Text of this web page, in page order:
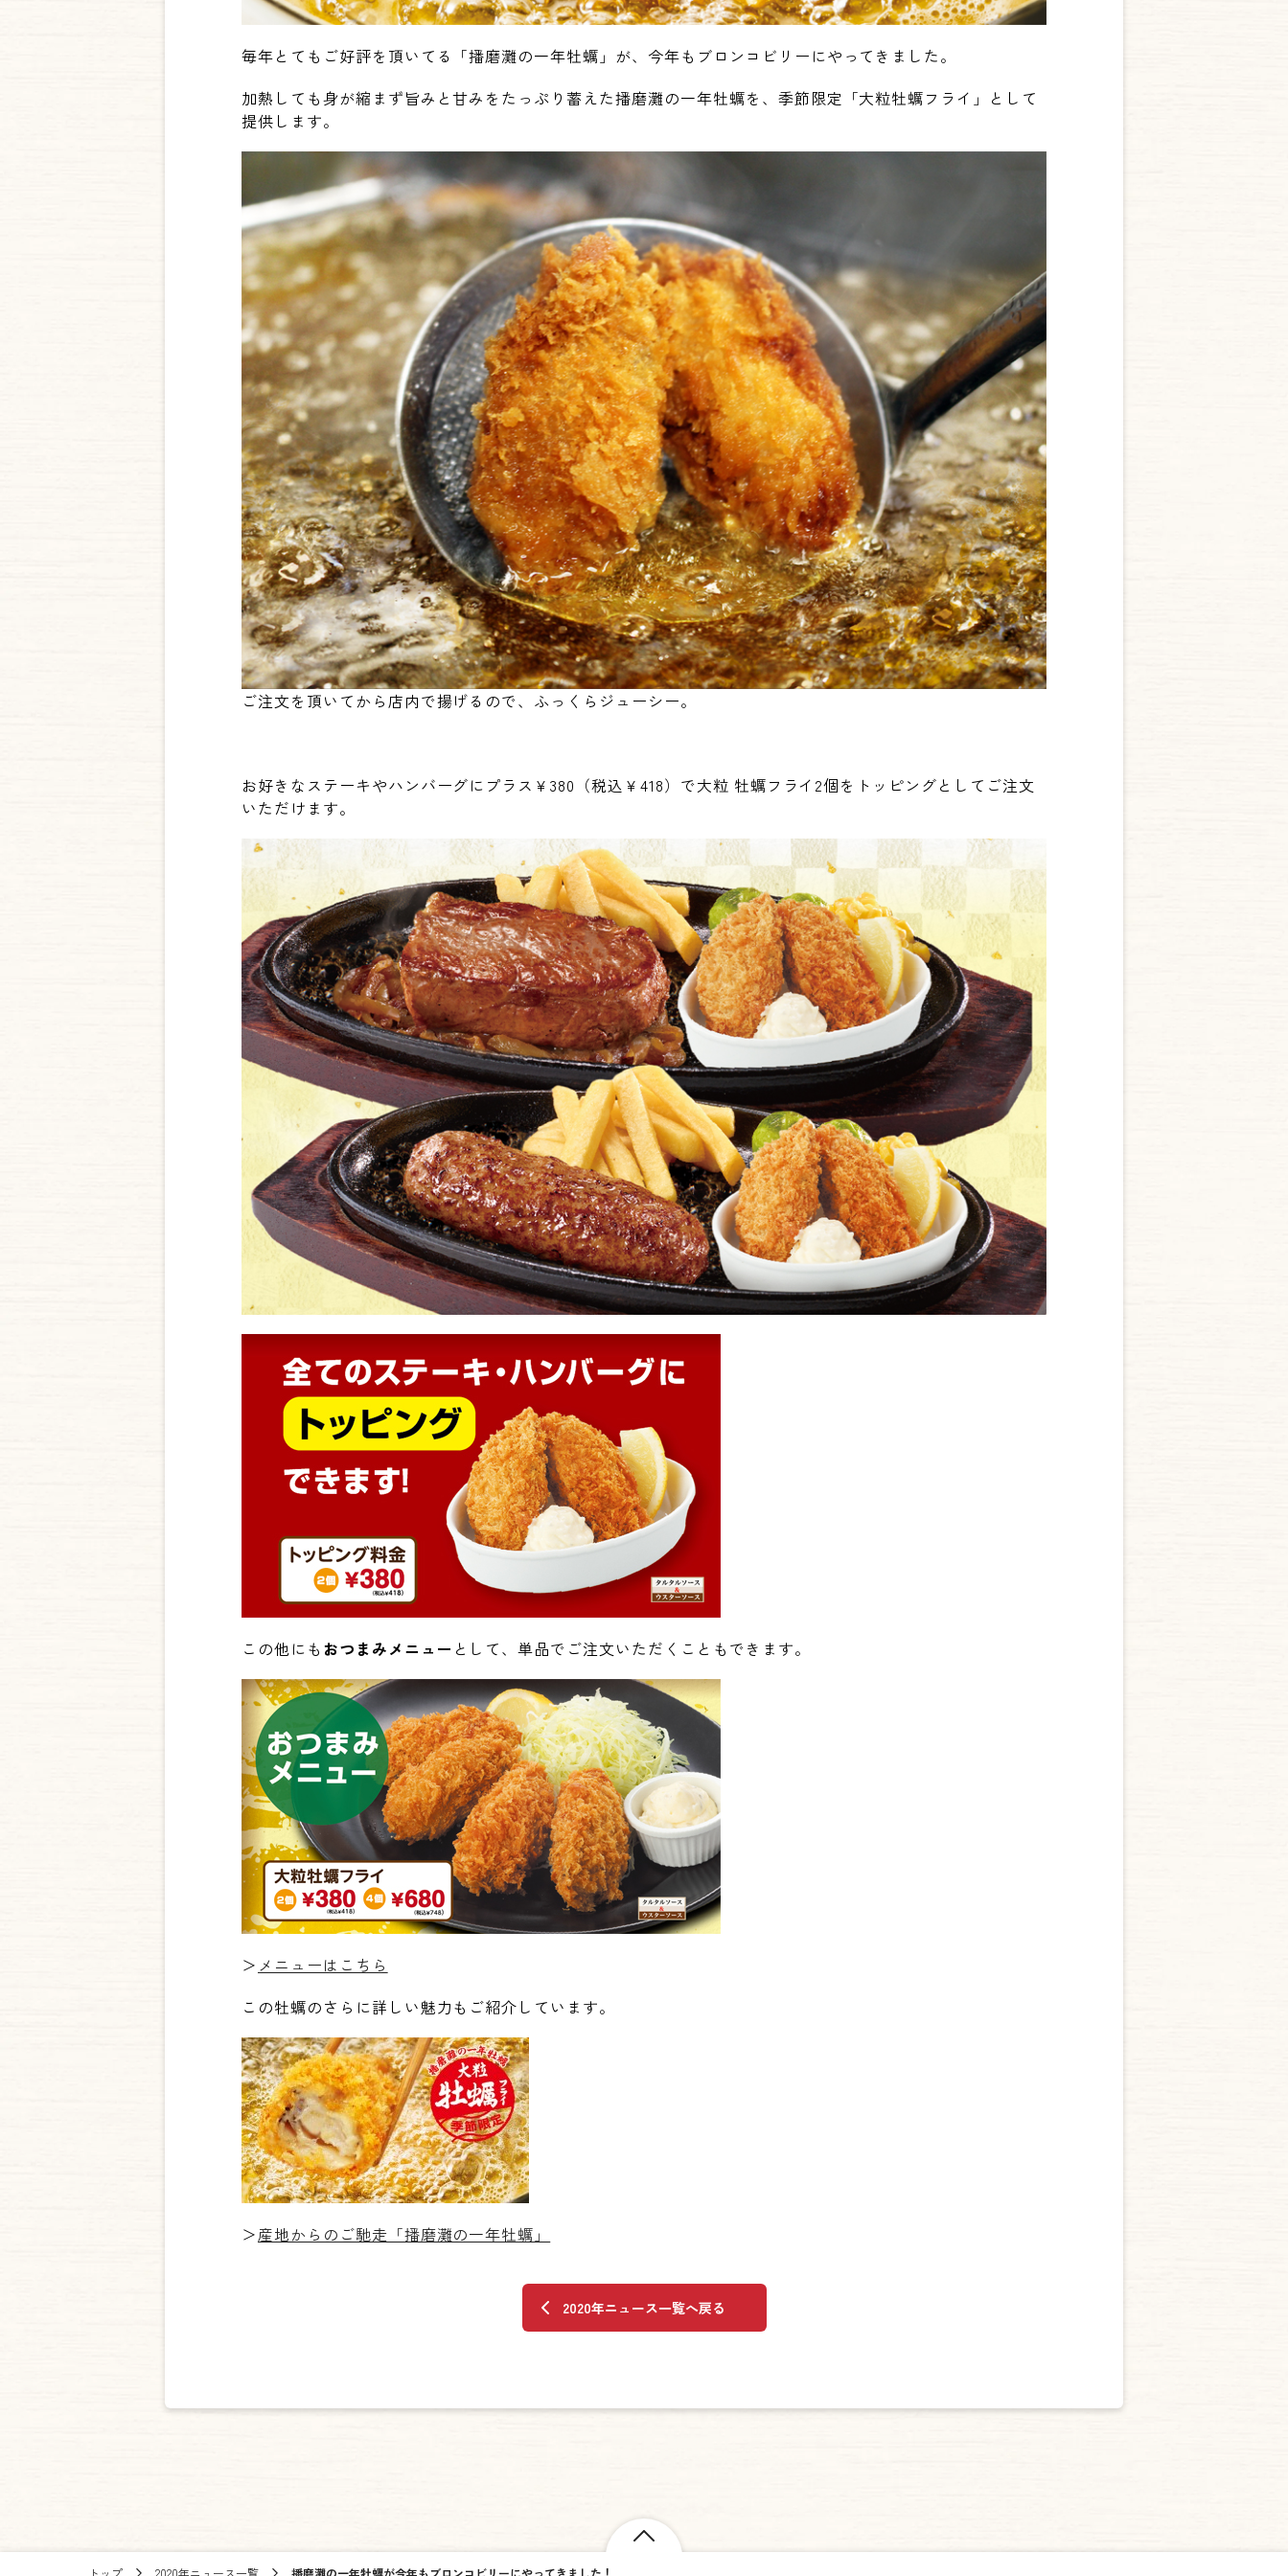
毎年とてもご好評を頂いてる「播磨灘の一年牡蠣」が、今年もブロンコビリーにやってきました。
加熱しても身が縮まず旨みと甘みをたっぷり蓄えた播磨灘の一年牡蠣を、季節限定「大粒牡蠣フライ」として
提供します。
ご注文を頂いてから店内で揚げるので、ふっくらジューシー。
お好きなステーキやハンバーグにプラス¥380（税込￥418）で大粒 牡蠣フライ2個をトッピングとしてご注文
いただけます。
この他にも おつまみメニュー として、単品でご注文いただくこともできます。
＞ メニューはこちら
この牡蠣のさらに詳しい魅力もご紹介しています。
＞産地からのご馳走「播磨灘の一年牡蠣」
2020年ニュース一覧へ戻る
トップ 2020年ニュース一覧 播磨灘の一年牡蠣が今年もブロンコビリーにやってきました！